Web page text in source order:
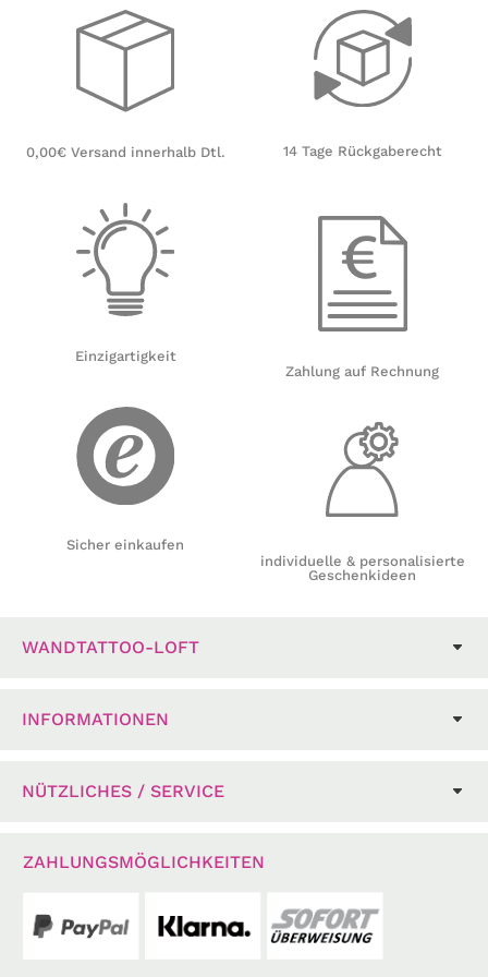
0,00€ Versand innerhalb Dtl.
Einzigartigkeit
Sicher einkaufen
14 Tage Rückgaberecht
Zahlung auf Rechnung
individuelle & personalisierte
Geschenkideen
WANDTATTOO-LOFT
INFORMATIONEN
NÜTZLICHES / SERVICE
ZAHLUNGSMÖGLICHKEITEN